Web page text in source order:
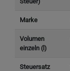
Marke
Volumen
einzeln (l)
Steuersatz